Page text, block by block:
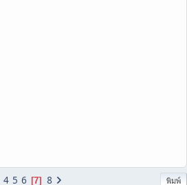
พิมพ์
4 5 6 7 8